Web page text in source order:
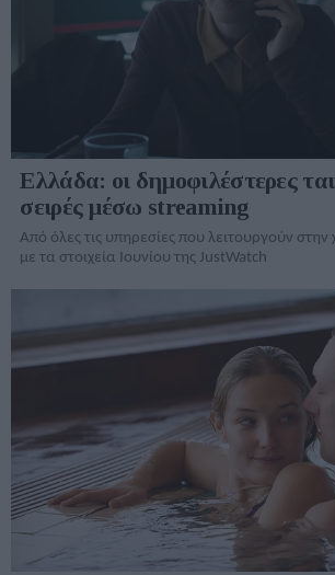
Ελλάδα: οι δημοφιλέστερες
σειρές μέσω streaming
Από όλες τις υπηρεσίες που λειτουργούν
με τα στοιχεία Ιουνίου της JustWatch